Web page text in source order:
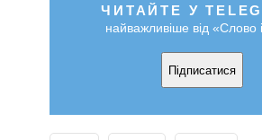
ЧИТАЙТЕ У
найважливіше від «Слово
Підписатися